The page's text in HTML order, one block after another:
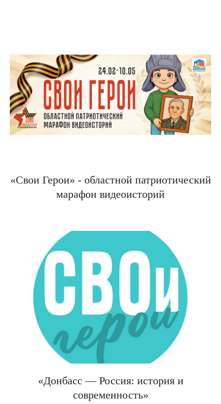
«Свои Герои» - областной патриотический
марафон видеоисторий
«Донбасс — Россия: история и
современность»